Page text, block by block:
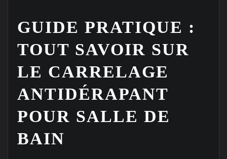
GUIDE PRATIQUE :
TOUT SAVOIR SUR
LE CARRELAGE
ANTIDÉRAPANT
POUR SALLE DE
BAIN